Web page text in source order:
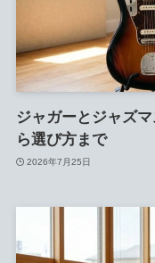
ジャガーとジャズ
ら選び方まで
2026年7月25日